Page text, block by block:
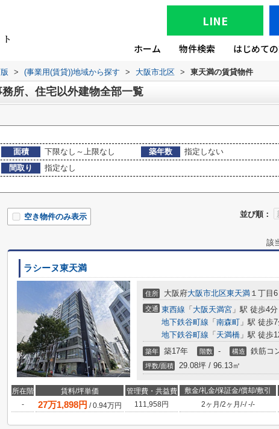
LINE
ホーム 物件検索 はじめて
> (事業用(賃貸))地域から探す > 大阪市北区 > 東天満の賃貸物件
所、住宅以外建物全部一覧
面積 下限なし～上限なし 築年数
指定しない
間取り
指定なし
並び順：
空き物件のみ表示
該
ラシーヌ東天満
住所 大阪府大阪市北区東天満 １丁目6
交通 東西線 「 大阪天満宮 」駅 徒歩4分
地下鉄谷町線 「 南森町 」駅 徒歩
地下鉄谷町線 「 天満橋 」駅 徒歩
築年 築17年 階数 - 構造 鉄筋コ
坪数/面積 29.08坪 / 96.13㎡
所在階 賃料/坪単価 管理費・共益費 敷金/礼金/保証金/償却/敷引
-
27万1,898円 /0.94万円 111,958円 2ヶ月 /2ヶ月 /-/-/-